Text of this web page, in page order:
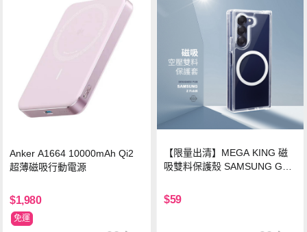
Anker A1664 10000mAh Qi2
超薄磁吸行動電源
$1,980
免運
【限量出清】MEGA KING 磁
吸雙料保護殼 SAMSUNG Gala
$59